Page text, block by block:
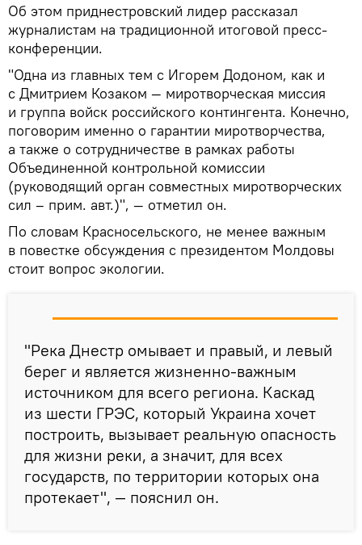
Об этом приднестровский лидер рассказал
журналистам на традиционной итоговой пресс-
конференции.
"Одна из главных тем с Игорем Додоном, как и
с Дмитрием Козаком — миротворческая миссия
и группа войск российского контингента. Конечно,
поговорим именно о гарантии миротворчества,
а также о сотрудничестве в рамках работы
Объединенной контрольной комиссии
(руководящий орган совместных миротворческих
сил – прим. авт.)", — отметил он.
По словам Красносельского, не менее важным
в повестке обсуждения с президентом Молдовы
стоит вопрос экологии.
"Река Днестр омывает и правый, и левый
берег и является жизненно-важным
источником для всего региона. Каскад
из шести ГРЭС, который Украина хочет
построить, вызывает реальную опасность
для жизни реки, а значит, для всех
государств, по территории которых она
протекает", — пояснил он.